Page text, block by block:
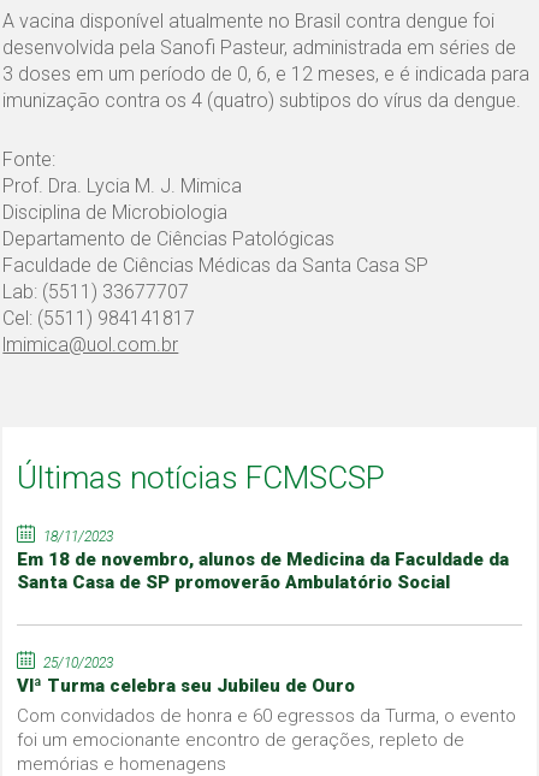
A vacina disponível atualmente no Brasil contra dengue foi
desenvolvida pela Sanofi Pasteur, administrada em séries de
3 doses em um período de 0, 6, e 12 meses, e é indicada para
imunização contra os 4 (quatro) subtipos do vírus da dengue.
Fonte:
Prof. Dra. Lycia M. J. Mimica
Disciplina de Microbiologia
Departamento de Ciências Patológicas
Faculdade de Ciências Médicas da Santa Casa SP
Lab: (5511) 33677707
Cel: (5511) 984141817
lmimica@uol.com.br
Últimas notícias FCMSCSP
18/11/2023
Em 18 de novembro, alunos de Medicina da Faculdade da
Santa Casa de SP promoverão Ambulatório Social
25/10/2023
VIª Turma celebra seu Jubileu de Ouro
Com convidados de honra e 60 egressos da Turma, o evento
foi um emocionante encontro de gerações, repleto de
memórias e homenagens